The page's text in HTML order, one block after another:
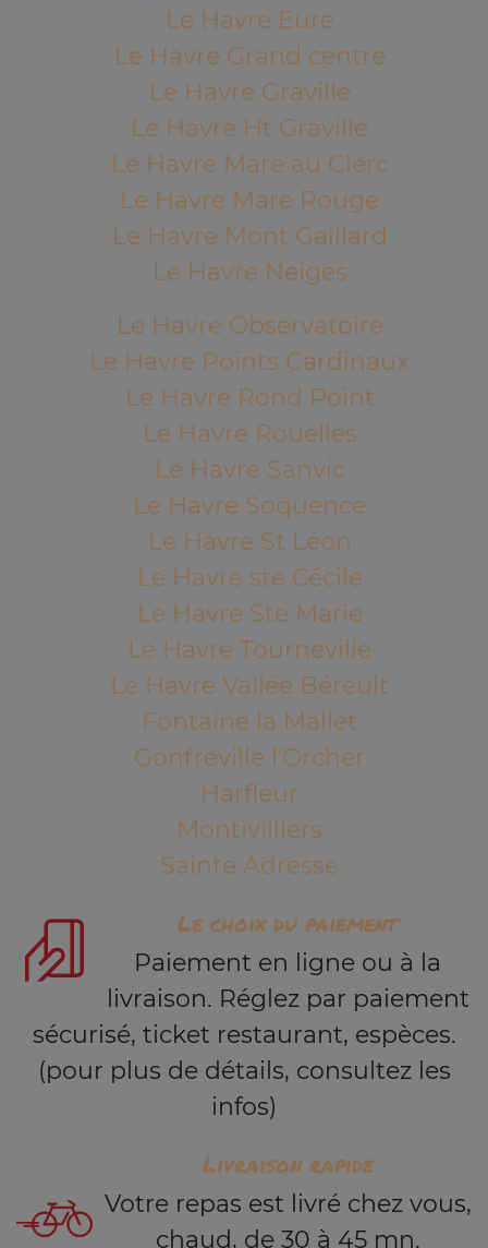
Le Havre Eure
Le Havre Grand centre
Le Havre Graville
Le Havre Ht Graville
Le Havre Mare au Clerc
Le Havre Mare Rouge
Le Havre Mont Gaillard
Le Havre Neiges
Le Havre Observatoire
Le Havre Points Cardinaux
Le Havre Rond Point
Le Havre Rouelles
Le Havre Sanvic
Le Havre Soquence
Le Havre St Léon
Le Havre ste Cécile
Le Havre Ste Marie
Le Havre Tourneville
Le Havre Vallée Béreult
Fontaine la Mallet
Gonfreville l'Orcher
Harfleur
Montivilliers
Sainte Adresse
Le choix du paiement
Paiement en ligne ou à la
livraison. Réglez par paiement
sécurisé, ticket restaurant, espèces.
(pour plus de détails, consultez les
infos)
Livraison rapide
Votre repas est livré chez vous,
chaud, de 30 à 45 mn.